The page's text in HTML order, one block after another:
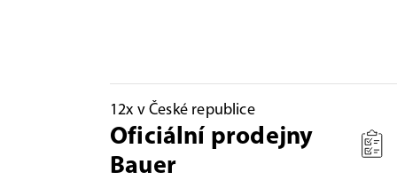
12x v České republice
Oficiální prodejny
Bauer